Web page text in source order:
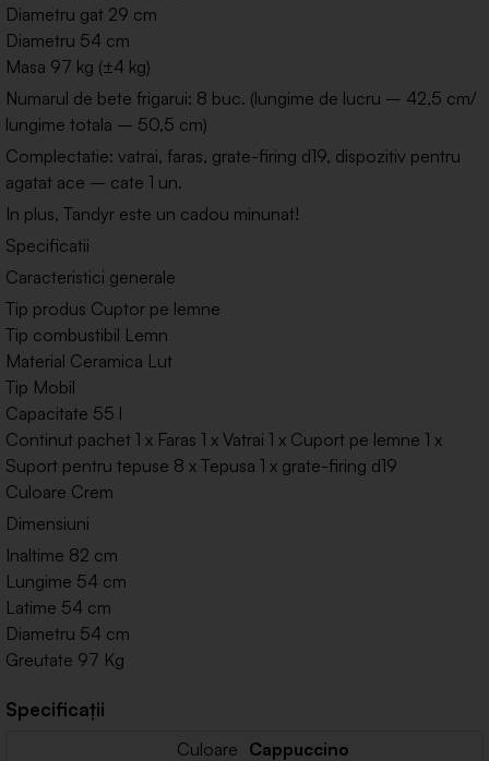
Diametru gat 29 cm
Diametru 54 cm
Masa 97 kg (±4 kg)
Numarul de bete frigarui: 8 buc. (lungime de lucru – 42,5 cm/
lungime totala – 50,5 cm)
Complectatie: vatrai, faras, grate-firing d19, dispozitiv pentru
agatat ace – cate 1 un.
In plus, Tandyr este un cadou minunat!
Specificatii
Caracteristici generale
Tip produs Cuptor pe lemne
Tip combustibil Lemn
Material Ceramica Lut
Tip Mobil
Capacitate 55 l
Continut pachet 1 x Faras 1 x Vatrai 1 x Cuport pe lemne 1 x
Suport pentru tepuse 8 x Tepusa 1 x grate-firing d19
Culoare Crem
Dimensiuni
Inaltime 82 cm
Lungime 54 cm
Latime 54 cm
Diametru 54 cm
Greutate 97 Kg
Specificații
Culoare Cappuccino